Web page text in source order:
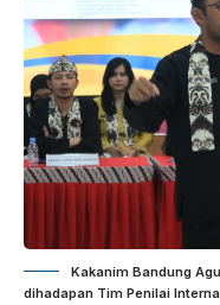
Kakanim Bandung
dihadapan Tim Penilai